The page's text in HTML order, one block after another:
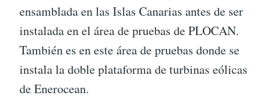
ensamblada en las Islas Canarias antes de ser
instalada en el área de pruebas de PLOCAN.
También es en este área de pruebas donde se
instala la doble plataforma de turbinas eólicas
de Enerocean.